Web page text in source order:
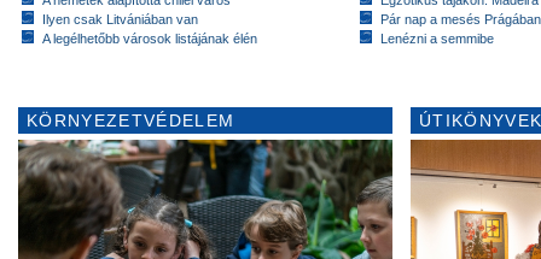
Ilyen csak Litvániában van
A legélhetőbb városok listájának élén
Pár nap a mesés Prágában
Lenézni a semmibe
KÖRNYEZETVÉDELEM